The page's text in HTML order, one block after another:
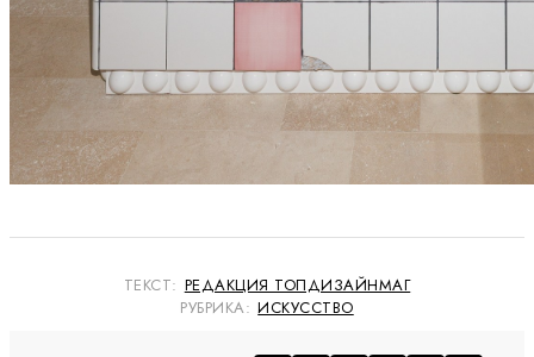
ТЕКСТ: РЕДАКЦИЯ ТОПДИЗАЙНМАГ
РУБРИКА: ИСКУССТВО